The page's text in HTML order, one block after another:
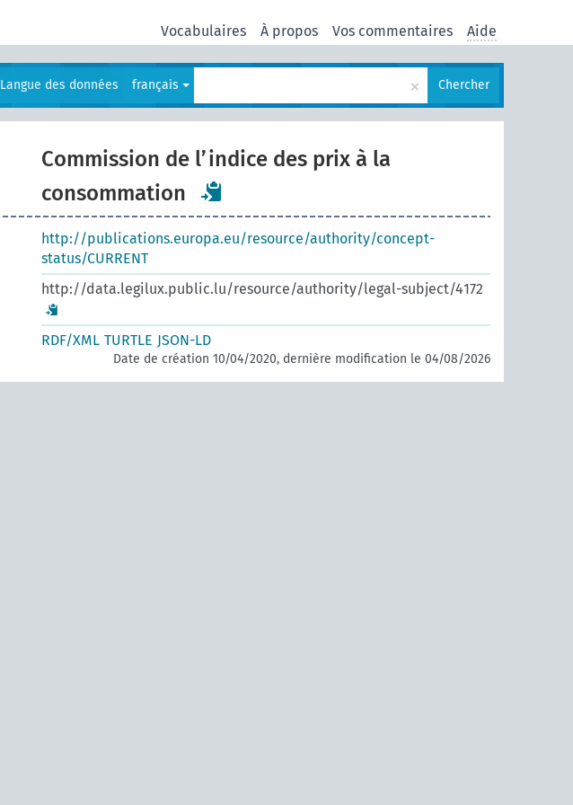
Vocabulaires À propos Vos commentaires Aide
Langue des données français × Chercher
Commission de l’indice des prix à la
consommation
http://publications.europa.eu/resource/authority/concept-
status/CURRENT
http://data.legilux.public.lu/resource/authority/legal-subject/4172
RDF/XML TURTLE JSON-LD
Date de création 10/04/2020, dernière modification le 04/08/2026